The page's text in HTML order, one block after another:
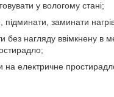
у вологому стані;
підминати, заминати
без нагляду ввімкнену в
на електричне